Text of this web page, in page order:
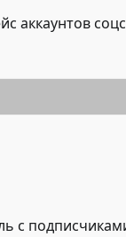
аккаунтов
с